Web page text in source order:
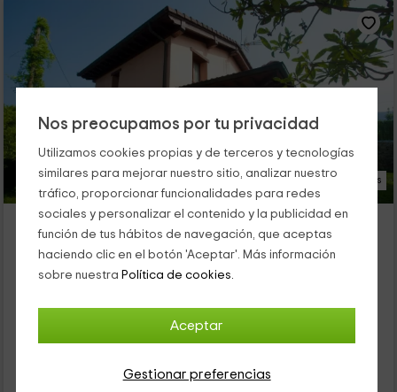
Nos preocupamos por tu privacidad
Utilizamos cookies propias y de terceros y tecnologías
similares para mejorar nuestro sitio, analizar nuestro
tráfico, proporcionar funcionalidades para redes
sociales y personalizar el contenido y la publicidad en
función de tus hábitos de navegación, que aceptas
haciendo clic en el botón 'Aceptar'. Más información
sobre nuestra Política de cookies.
Aceptar
Gestionar preferencias
23 Fotos
Villa Isabel
Alojamiento ubicado a 0.6km de Peñella
Alquiler íntegro
3 habitaciones
2 baños